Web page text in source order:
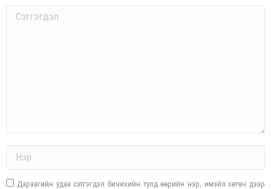
Comment
Дараагийн удаа сэтгэгдэл бичихийн тулд өөрийн нэр, имэйл хөтөч дээр